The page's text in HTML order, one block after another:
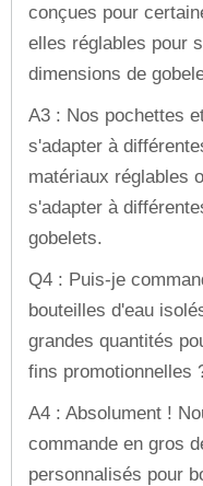
conçues pour
elles réglables pour
dimensions de
A3 : Nos pochettes
s'adapter à
matériaux réglables
s'adapter à
gobelets.
Q4 : Puis-je
bouteilles d'eau
grandes quantités
fins promotionnelles
A4 : Absolument !
commande en gros
personnalisés pour